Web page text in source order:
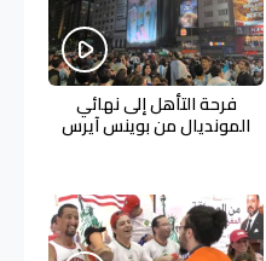
فرحة التأهل إلى نهائي
المونديال من بوينس آيرس